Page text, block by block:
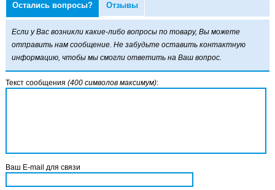
Остались вопросы? Отзывы
Если у Вас возникли какие-либо вопросы по товару, Вы можете
отправить нам сообщение. Не забудьте оставить контактную
информацию, чтобы мы смогли ответить на Ваш вопрос.
Текст сообщения (400 символов максимум):
Ваш E-mail для связи